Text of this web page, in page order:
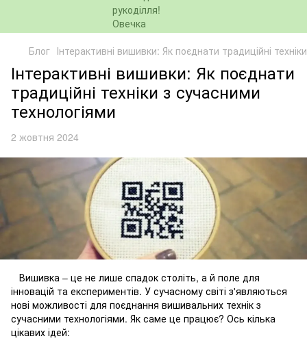
Блог Інтерактивні вишивки: Як поєднати традиційні
Інтерактивні вишивки: Як поєднати
традиційні техніки з сучасними
технологіями
2 жовтня 2024
Вишивка – це не лише спадок століть, а й поле для
інновацій та експериментів. У сучасному світі з'являються
нові можливості для поєднання вишивальних технік з
сучасними технологіями. Як саме це працює? Ось кілька
цікавих ідей: